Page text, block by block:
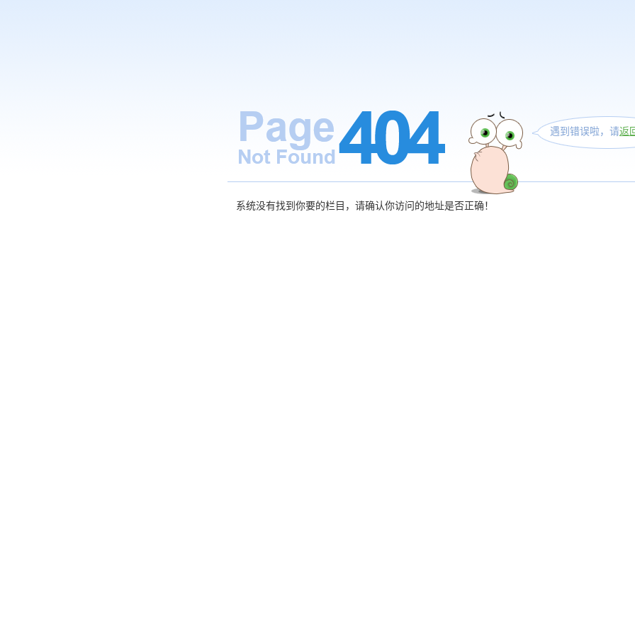
遇到错误啦，请返
系统没有找到你要的栏目，请确认你访问的地址是否正确！